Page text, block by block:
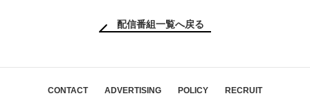
配信番組一覧へ戻る
CONTACT ADVERTISING POLICY RECRUIT